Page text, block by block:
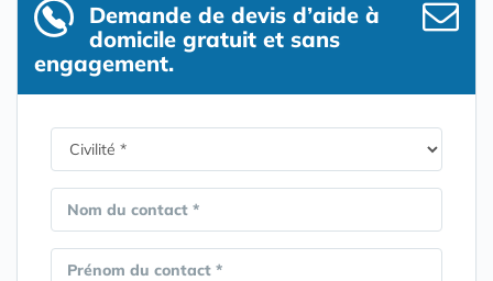
Demande de devis d’aide à
domicile gratuit et sans
engagement.
Nom du contact *
Prénom du contact *